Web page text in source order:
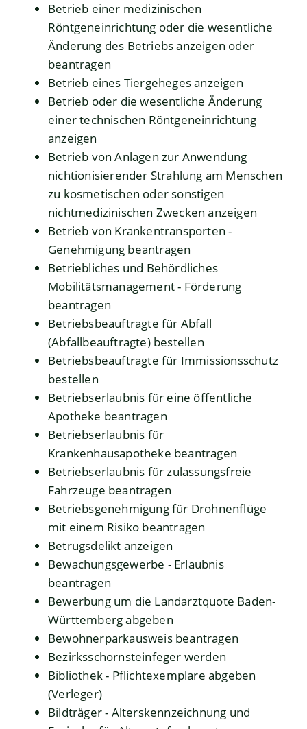
Betrieb einer medizinischen
Röntgeneinrichtung oder die wesentliche
Änderung des Betriebs anzeigen oder
beantragen
Betrieb eines Tiergeheges anzeigen
Betrieb oder die wesentliche Änderung
einer technischen Röntgeneinrichtung
anzeigen
Betrieb von Anlagen zur Anwendung
nichtionisierender Strahlung am Menschen
zu kosmetischen oder sonstigen
nichtmedizinischen Zwecken anzeigen
Betrieb von Krankentransporten -
Genehmigung beantragen
Betriebliches und Behördliches
Mobilitätsmanagement - Förderung
beantragen
Betriebsbeauftragte für Abfall
(Abfallbeauftragte) bestellen
Betriebsbeauftragte für Immissionsschutz
bestellen
Betriebserlaubnis für eine öffentliche
Apotheke beantragen
Betriebserlaubnis für
Krankenhausapotheke beantragen
Betriebserlaubnis für zulassungsfreie
Fahrzeuge beantragen
Betriebsgenehmigung für Drohnenflüge
mit einem Risiko beantragen
Betrugsdelikt anzeigen
Bewachungsgewerbe - Erlaubnis
beantragen
Bewerbung um die Landarztquote Baden-
Württemberg abgeben
Bewohnerparkausweis beantragen
Bezirksschornsteinfeger werden
Bibliothek - Pflichtexemplare abgeben
(Verleger)
Bildträger - Alterskennzeichnung und